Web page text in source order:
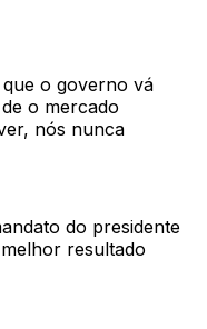
o governo vá
o mercado
nós nunca
do presidente
resultado